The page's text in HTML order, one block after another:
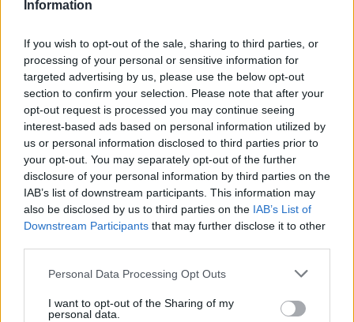
Information
If you wish to opt-out of the sale, sharing to third parties, or
processing of your personal or sensitive information for
targeted advertising by us, please use the below opt-out
section to confirm your selection. Please note that after your
opt-out request is processed you may continue seeing
interest-based ads based on personal information utilized by
us or personal information disclosed to third parties prior to
your opt-out. You may separately opt-out of the further
disclosure of your personal information by third parties on the
IAB’s list of downstream participants. This information may
also be disclosed by us to third parties on the IAB’s List of
Downstream Participants that may further disclose it to other
Personal Data Processing Opt Outs
I want to opt-out of the Sharing of my
personal data.
Biographie
Corrections & commentaires
Dire «merci» pour cette traduction Corriger une erreur